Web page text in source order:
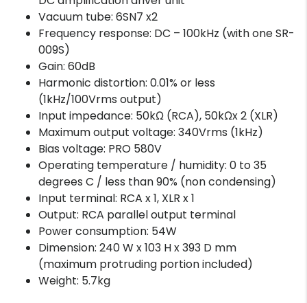
Vacuum tube: 6SN7 x2
Frequency response: DC – 100kHz (with one SR-
009S)
Gain: 60dB
Harmonic distortion: 0.01% or less
(1kHz/100Vrms output)
Input impedance: 50kΩ (RCA), 50kΩx 2 (XLR)
Maximum output voltage: 340Vrms (1kHz)
Bias voltage: PRO 580V
Operating temperature / humidity: 0 to 35
degrees C / less than 90% (non condensing)
Input terminal: RCA x 1, XLR x 1
Output: RCA parallel output terminal
Power consumption: 54W
Dimension: 240 W x 103 H x 393 D mm
(maximum protruding portion included)
Weight: 5.7kg